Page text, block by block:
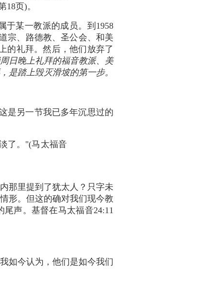
18页)。
于某一教派的成员。到1958
宗、路德教、圣公会、和美
的礼拜。然后，他们放弃了
日晚上礼拜的福音教派、美
是踏上毁灭滑坡的第一步。
是另一节我已多年沉思过的
了。"(马太福音
那里提到了犹太人？只字未
形。但这的确对我们现今教
声。基督在马太福音24:11
如今认为，他们是如今我们